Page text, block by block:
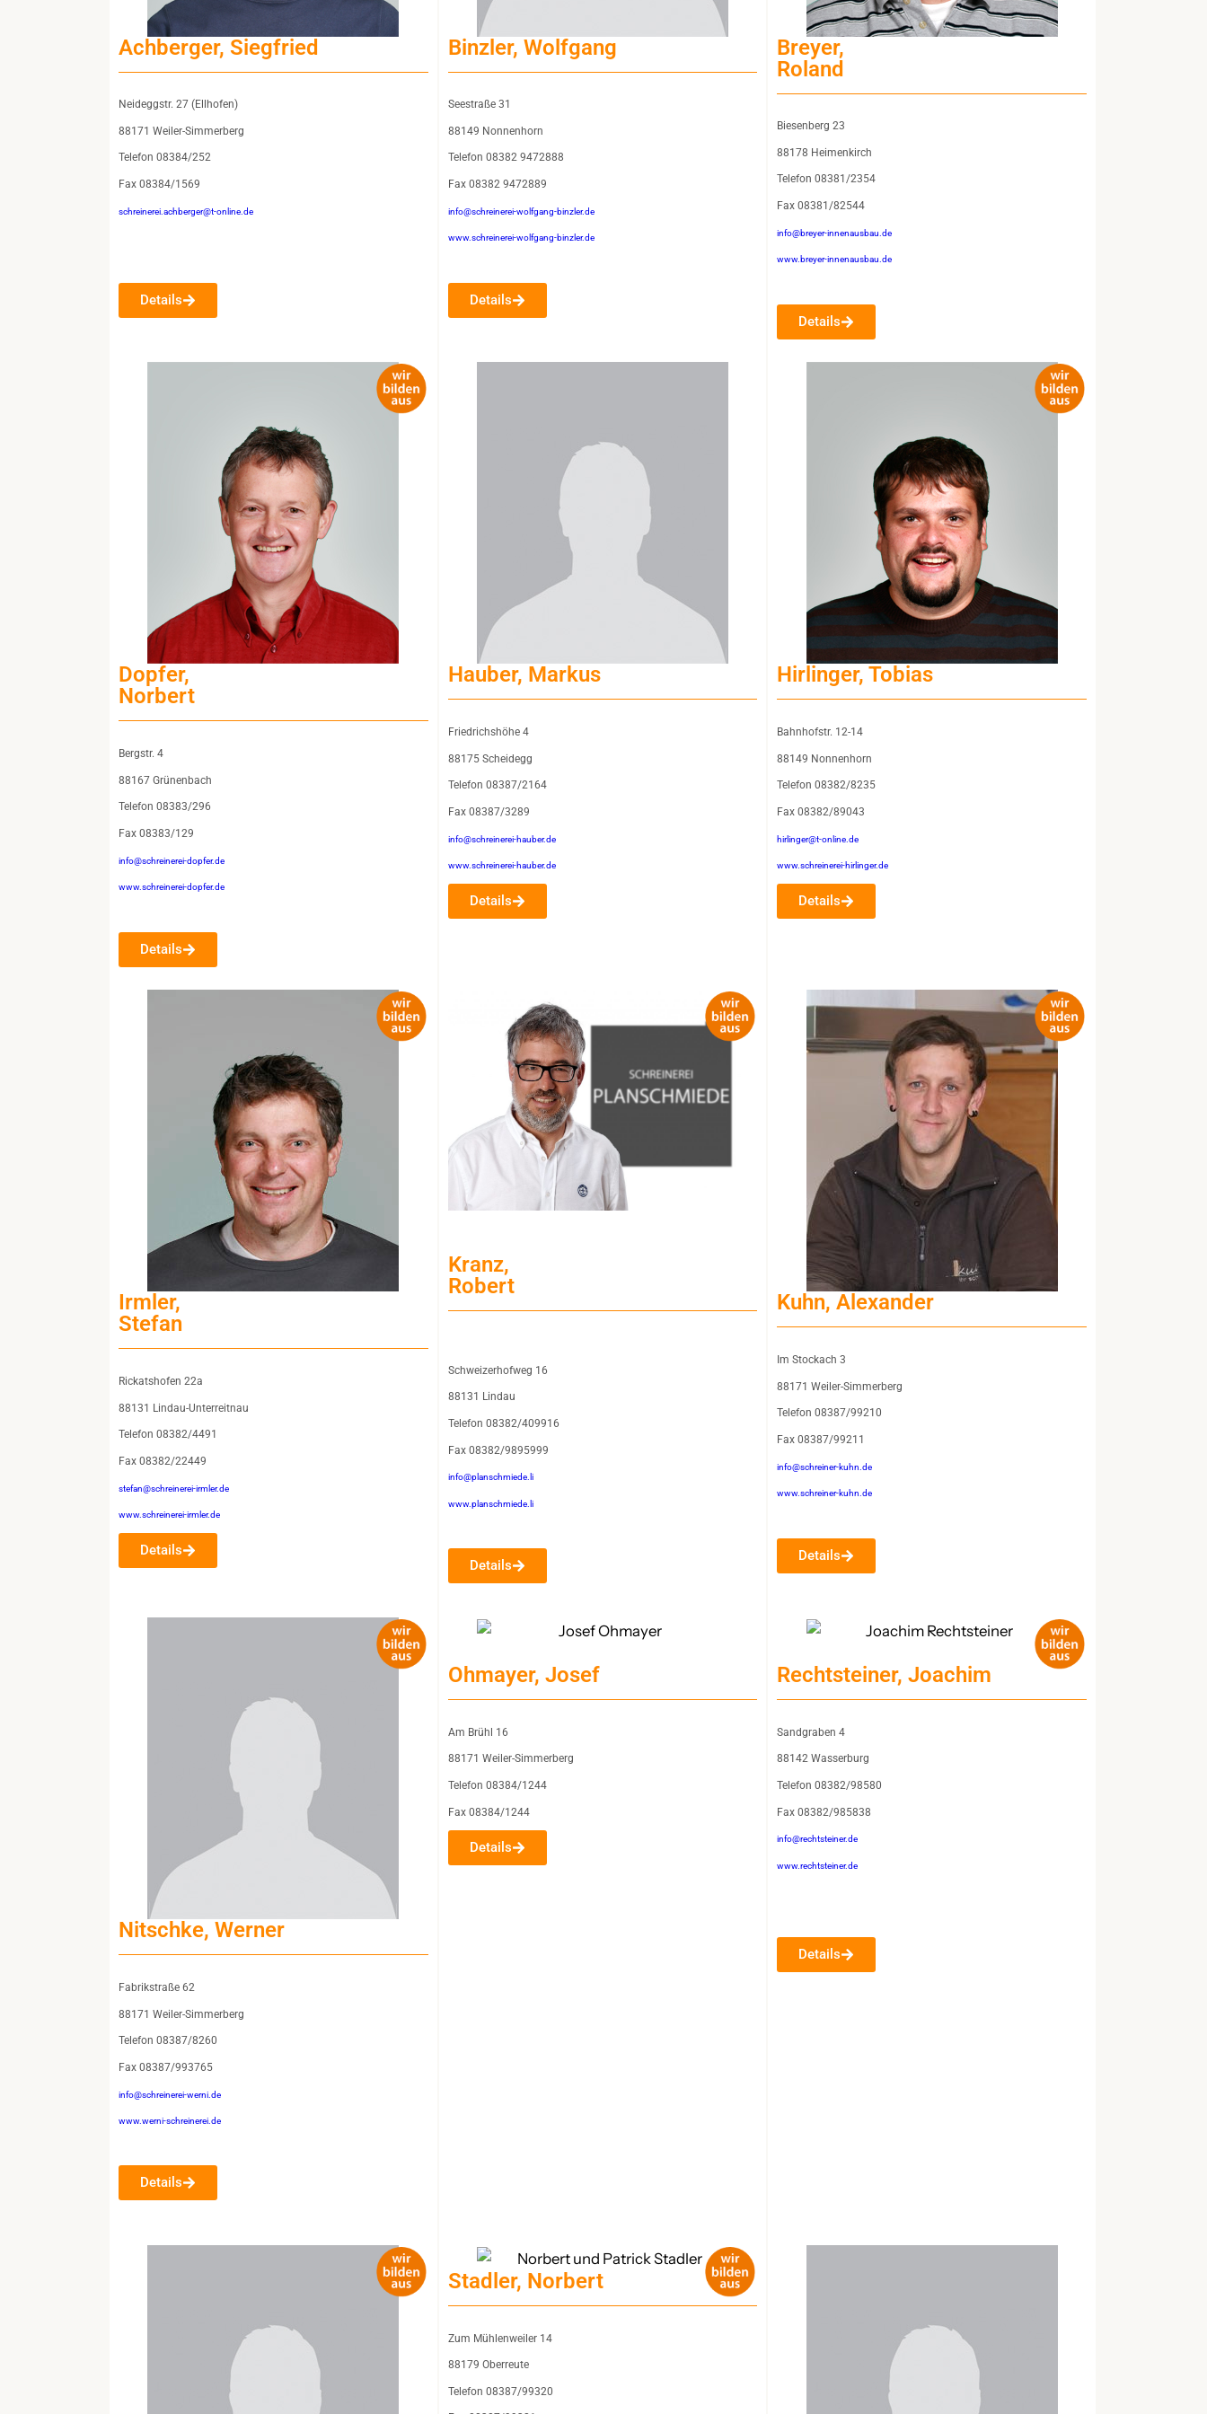
Achberger, Siegfried
Neideggstr. 27 (Ellhofen)
88171 Weiler-Simmerberg
Telefon 08384/252
Fax 08384/1569
schreinerei.achberger@t-online.de
Details
Binzler, Wolfgang
Seestraße 31
88149 Nonnenhorn
Telefon 08382 9472888
Fax 08382 9472889
info@schreinerei-wolfgang-binzler.de
www.schreinerei-wolfgang-binzler.de
Details
Breyer,
Roland
Biesenberg 23
88178 Heimenkirch
Telefon 08381/2354
Fax 08381/82544
info@breyer-innenausbau.de
www.breyer-innenausbau.de
Details
Dopfer,
Norbert
Bergstr. 4
88167 Grünenbach
Telefon 08383/296
Fax 08383/129
info@schreinerei-dopfer.de
www.schreinerei-dopfer.de
Details
Hauber, Markus
Friedrichshöhe 4
88175 Scheidegg
Telefon 08387/2164
Fax 08387/3289
info@schreinerei-hauber.de
www.schreinerei-hauber.de
Details
Hirlinger, Tobias
Bahnhofstr. 12-14
88149 Nonnenhorn
Telefon 08382/8235
Fax 08382/89043
hirlinger@t-online.de
www.schreinerei-hirlinger.de
Details
Irmler,
Stefan
Rickatshofen 22a
88131 Lindau-Unterreitnau
Telefon 08382/4491
Fax 08382/22449
stefan@schreinerei-irmler.de
www.schreinerei-irmler.de
Details
Kranz,
Robert
Schweizerhofweg 16
88131 Lindau
Telefon 08382/409916
Fax 08382/9895999
info@planschmiede.li
www.planschmiede.li
Details
Kuhn, Alexander
Im Stockach 3
88171 Weiler-Simmerberg
Telefon 08387/99210
Fax 08387/99211
info@schreiner-kuhn.de
www.schreiner-kuhn.de
Details
Nitschke, Werner
Fabrikstraße 62
88171 Weiler-Simmerberg
Telefon 08387/8260
Fax 08387/993765
info@schreinerei-werni.de
www.werni-schreinerei.de
Details
Ohmayer, Josef
Am Brühl 16
88171 Weiler-Simmerberg
Telefon 08384/1244
Fax 08384/1244
Details
Rechtsteiner, Joachim
Sandgraben 4
88142 Wasserburg
Telefon 08382/98580
Fax 08382/985838
info@rechtsteiner.de
www.rechtsteiner.de
Details
Stadler, Norbert
Zum Mühlenweiler 14
88179 Oberreute
Telefon 08387/99320